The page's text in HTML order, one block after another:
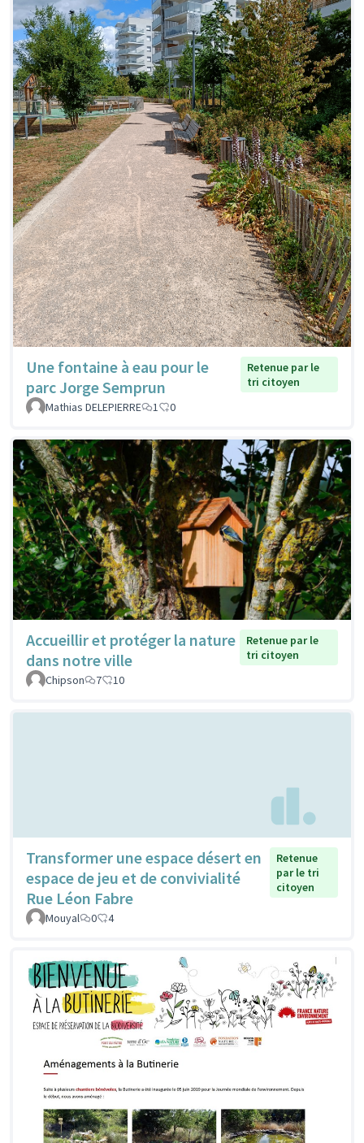
Une fontaine à eau pour le
parc Jorge Semprun
Retenue par le
tri citoyen
Mathias DELEPIERRE
1 0
Accueillir et protéger la nature
dans notre ville
Retenue par le
tri citoyen
Chipson
7 10
Transformer une espace désert en
espace de jeu et de convivialité
Rue Léon Fabre
Retenue
par le tri
citoyen
Mouyal 0 4